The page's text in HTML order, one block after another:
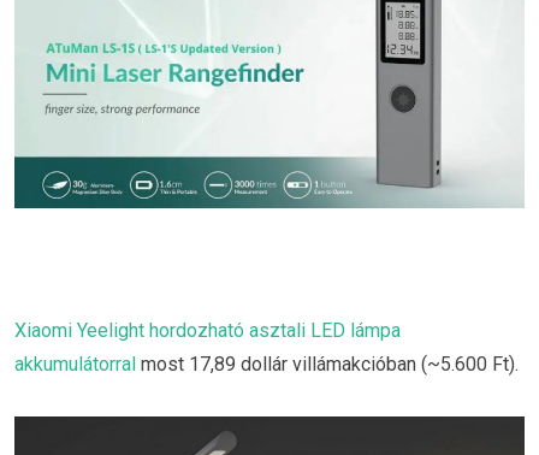
Xiaomi Yeelight hordozható asztali LED lámpa
akkumulátorral most 17,89 dollár villámakcióban (~5.600 Ft).